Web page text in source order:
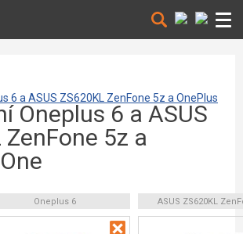
6 a ASUS ZS620KL ZenFone 5z a OnePlus
Oneplus 6 a ASUS
ZenFone 5z a
Oneplus 6 ASUS ZS620KL